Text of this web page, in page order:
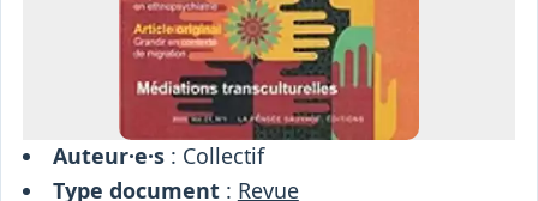
Auteur·e·s: Collectif
Type document: Revue